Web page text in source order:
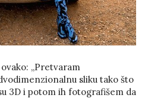
„Pretvaram
sliku tako što
3D i potom ih fotografišem da